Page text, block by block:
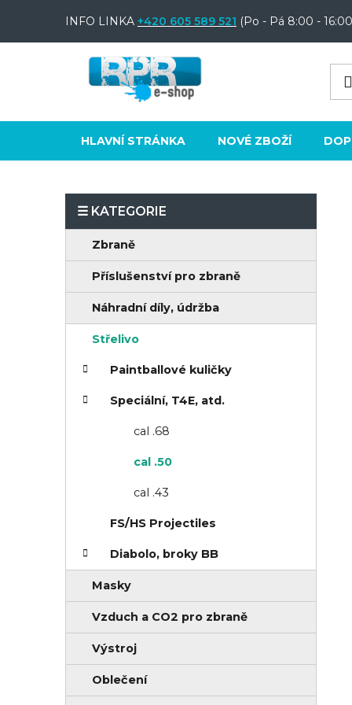
INFO LINKA +420 605 589 521 (Po - Pá 8:00 -
HLAVNÍ STRÁNKA NOVÉ ZBOŽÍ
P
o
a
Přeskočit
kategorie
a
g
Zbraně
Příslušenství pro zbraně
Náhradní díly, údržba
Střelivo
Paintballové kuličky
Speciální, T4E, atd.
cal .68
cal .50
cal .43
FS/HS Projectiles
Diabolo, broky BB
Masky
Vzduch a CO2 pro zbraně
Výstroj
Oblečení